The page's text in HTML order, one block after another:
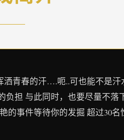
青春的汗….呃..可也能不是
担 与此同时，也要尽量不
事件等待你的发掘 超过30